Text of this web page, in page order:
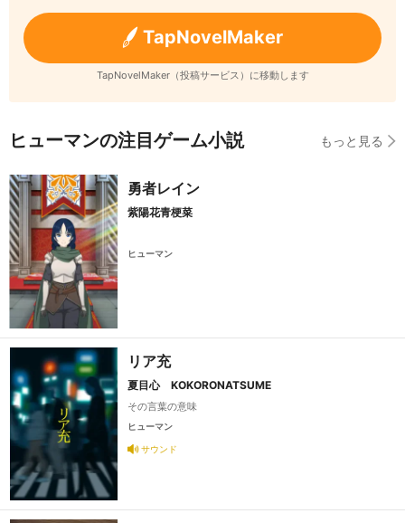
TapNovelMaker
TapNovelMaker（投稿サービス）に移動します
ヒューマンの注目ゲーム小説 もっと見る
勇者レイン
紫陽花青梗菜
ヒューマン
リア充
夏目心 KOKORONATSUME
その言葉の意味
ヒューマン
サウンド